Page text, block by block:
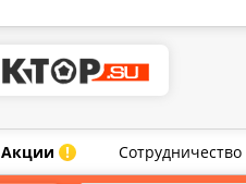
Акции ! Сотрудничество